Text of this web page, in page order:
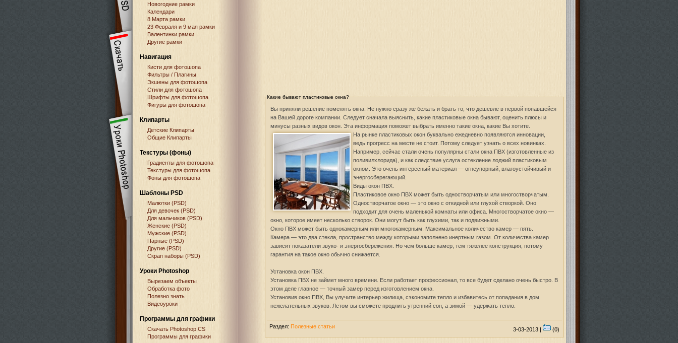
Новогодние рамки
Календари
8 Марта рамки
23 Февраля и 9 мая рамки
Валентинки рамки
Другие рамки
Навигация
Кисти для фотошопа
Фильтры / Плагины
Экшены для фотошопа
Стили для фотошопа
Шрифты для фотошопа
Фигуры для фотошопа
Клипарты
Детские Клипарты
Общие Клипарты
Текстуры (фоны)
Градиенты для фотошопа
Текстуры для фотошопа
Фоны для фотошопа
Шаблоны PSD
Малютки (PSD)
Для девочек (PSD)
Для мальчиков (PSD)
Женские (PSD)
Мужские (PSD)
Парные (PSD)
Другие (PSD)
Скрап наборы (PSD)
Уроки Photoshop
Вырезаем объекты
Обработка фото
Полезно знать
Видеоуроки
Программы для графики
Cкачать Photoshop CS
Программы для графики
Какие бывают пластиковые окна?
Вы приняли решение поменять окна. Не нужно сразу же бежать и брать то, что дешевле в первой попавшейся
на Вашей дороге компании. Следует сначала выяснить, какие пластиковые окна бывают, оценить плюсы и
минусы разных видов окон. Эта информация поможет выбрать именно такие окна, какие Вы хотите.
На рынке пластиковых окон буквально ежедневно появляются инновации,
ведь прогресс на месте не стоит. Потому следует узнать о всех новинках.
Например, сейчас стали очень популярны стали окна ПВХ (изготовленные из
поливилхлорида), и как следствие услуга остекление лоджий пластиковым
окном. Это очень интересный материал — огнеупорный, влагоустойчивый и
энергосберегающий.
Виды окон ПВХ.
Пластиковое окно ПВХ может быть одностворчатым или многостворчатым.
Одностворчатое окно — это окно с откидной или глухой створкой. Оно
подходит для очень маленькой комнаты или офиса. Многостворчатое окно —
окно, которое имеет несколько створок. Они могут быть как глухими, так и подвижными.
Окно ПВХ может быть однокамерным или многокамерным. Максимальное количество камер — пять.
Камера — это два стекла, пространство между которыми заполнено инертным газом. От количества камер
зависит показатели звуко- и энергосбережения. Но чем больше камер, тем тяжелее конструкция, потому
гарантия на такое окно обычно снижается.
Установка окон ПВХ.
Установка ПВХ не займет много времени. Если работает профессионал, то все будет сделано очень быстро. В
этом деле главное — точный замер перед изготовлением окна.
Установив окно ПВХ, Вы улучите интерьер жилища, сэкономите тепло и избавитесь от попадания в дом
нежелательных звуков. Летом вы сможете продлить утренний сон, а зимой — удержать тепло.
Раздел: Полезные статьи 3-03-2013 | (0)